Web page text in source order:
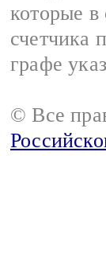
которые
счетчика
графе
© Все